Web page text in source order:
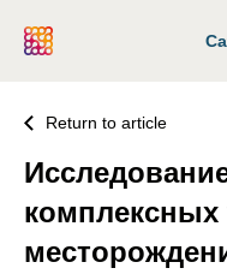
Return to article
комплексных